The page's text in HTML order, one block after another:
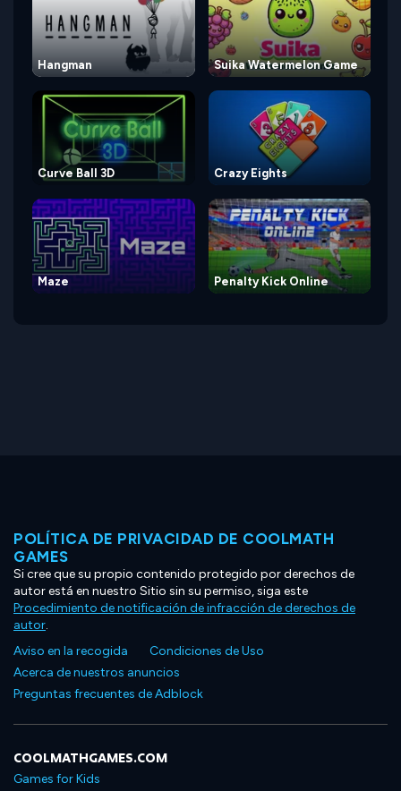
Hangman Suika Watermelon Game
Curve Ball 3D Crazy Eights
Maze Penalty Kick Online
POLÍTICA DE PRIVACIDAD DE COOLMATH
GAMES
Si cree que su propio contenido protegido por derechos de
autor está en nuestro Sitio sin su permiso, siga este
Procedimiento de notificación de infracción de derechos de
autor.
Aviso en la recogida
Condiciones de Uso
Acerca de nuestros anuncios
Preguntas frecuentes de Adblock
COOLMATHGAMES.COM
Games for Kids